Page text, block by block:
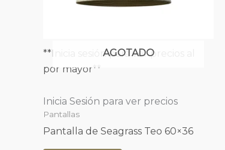
AGOTADO
**Inicia sesión para ver precios al
por mayor**
Inicia Sesión para ver precios
Pantallas
Pantalla de Seagrass Teo 60×36